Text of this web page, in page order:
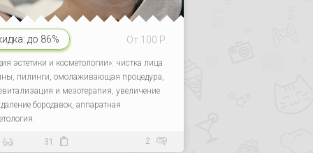
до 86% От 100 Р.
эстетики и косметологии»: чистка лица
пилинги, омолаживающая процедура,
и мезотерапия, увеличение
бородавок, аппаратная
31 2